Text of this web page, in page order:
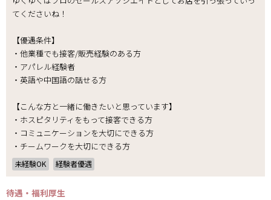
てくださいね！
【優遇条件】
・他業種でも接客/販売経験のある方
・アパレル経験者
・英語や中国語の話せる方
【こんな方と一緒に働きたいと思っています】
・ホスピタリティをもって接客できる方
・コミュニケーションを大切にできる方
・チームワークを大切にできる方
未経験OK 経験者優遇
待遇・福利厚生